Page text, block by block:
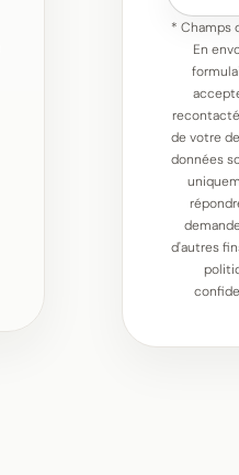
* Champs
En
de votre
données
d'autres